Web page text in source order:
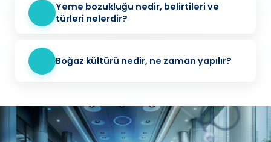
Yeme bozukluğu nedir, belirtileri ve
türleri nelerdir?
Boğaz kültürü nedir, ne zaman yapılır?